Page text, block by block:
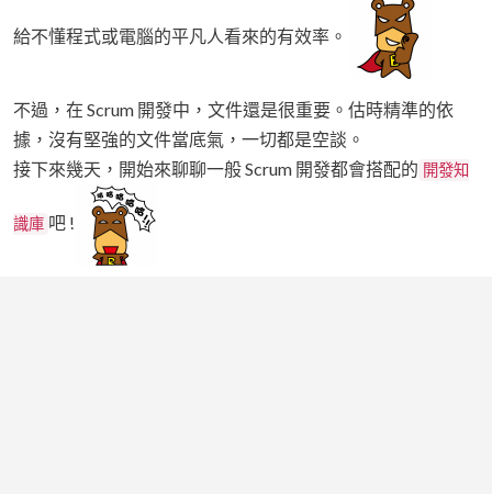
給不懂程式或電腦的平凡人看來的有效率。
不過，在 Scrum 開發中，文件還是很重要。估時精準的依
據，沒有堅強的文件當底氣，一切都是空談。
接下來幾天，開始來聊聊一般 Scrum 開發都會搭配的 開發知
識庫 吧 !